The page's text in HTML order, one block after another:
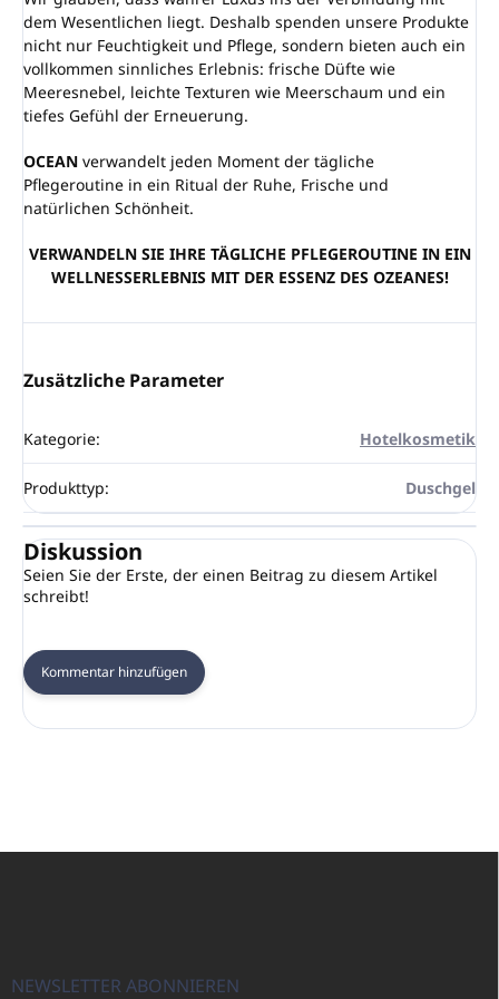
dem Wesentlichen liegt. Deshalb spenden unsere Produkte
nicht nur Feuchtigkeit und Pflege, sondern bieten auch ein
vollkommen sinnliches Erlebnis: frische Düfte wie
Meeresnebel, leichte Texturen wie Meerschaum und ein
tiefes Gefühl der Erneuerung.
OCEAN verwandelt jeden Moment der tägliche
Pflegeroutine in ein Ritual der Ruhe, Frische und
natürlichen Schönheit.
VERWANDELN SIE IHRE TÄGLICHE PFLEGEROUTINE IN EIN
WELLNESSERLEBNIS MIT DER ESSENZ DES OZEANES!
Zusätzliche Parameter
Kategorie: Hotelkosmetik
Produkttyp: Duschgel
Diskussion
Seien Sie der Erste, der einen Beitrag zu diesem Artikel
schreibt!
Kommentar hinzufügen
F
NEWSLETTER ABONNIEREN